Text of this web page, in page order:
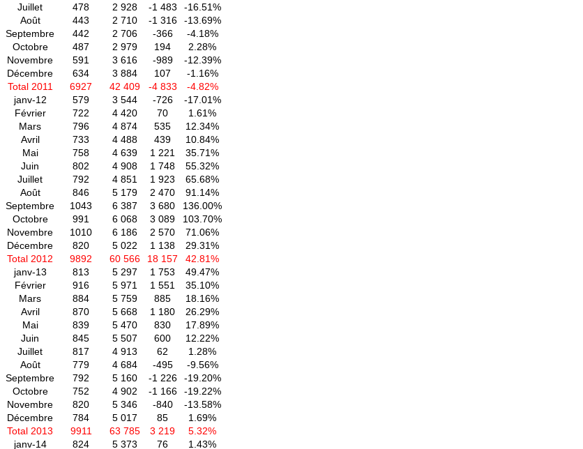
Juillet
478 2 928 -1 483
-16.51%
Août
443 2 710 -1 316
-13.69%
Septembre
442 2 706 -366
-4.18%
Octobre
487 2 979 194
2.28%
Novembre
591 3 616 -989
-12.39%
Décembre
634 3 884 107
-1.16%
Total 2011
6927 42 409 -4 833
-4.82%
janv-12
579 3 544 -726
-17.01%
Février
722 4 420 70
1.61%
Mars
796 4 874 535
12.34%
Avril
733 4 488 439
10.84%
Mai
758 4 639 1 221
35.71%
Juin
802 4 908 1 748
55.32%
Juillet
792 4 851 1 923
65.68%
Août
846 5 179 2 470
91.14%
Septembre
1043 6 387 3 680
136.00%
Octobre
991 6 068 3 089
103.70%
Novembre
1010 6 186 2 570
71.06%
Décembre
820 5 022 1 138
29.31%
Total 2012
9892 60 566 18 157
42.81%
janv-13
813 5 297 1 753
49.47%
Février
916 5 971 1 551
35.10%
Mars
884 5 759 885
18.16%
Avril
870 5 668 1 180
26.29%
Mai
839 5 470 830
17.89%
Juin
845 5 507 600
12.22%
Juillet
817 4 913 62
1.28%
Août
779 4 684 -495
-9.56%
Septembre
792 5 160 -1 226
-19.20%
Octobre
752 4 902 -1 166
-19.22%
Novembre
820 5 346 -840
-13.58%
Décembre
784 5 017 85
1.69%
Total 2013
9911 63 785 3 219
5.32%
janv-14
824 5 373 76
1.43%